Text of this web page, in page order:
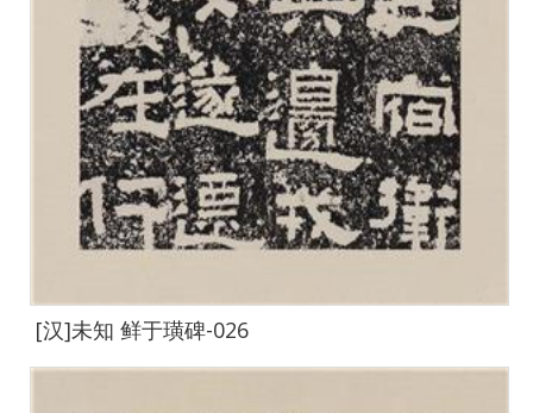
[汉]未知 鲜于璜碑-026